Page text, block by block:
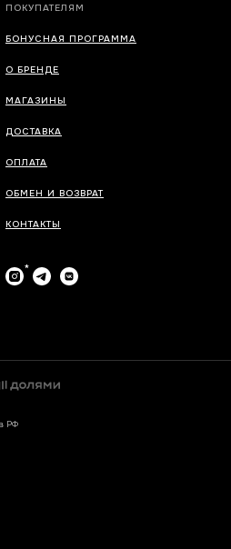
ПОКУПАТЕЛЯМ
БОНУСНАЯ ПРОГРАММА
О БРЕНДЕ
МАГАЗИНЫ
ДОСТАВКА
ОПЛАТА
ОБМЕН И ВОЗВРАТ
КОНТАКТЫ
*
РФ